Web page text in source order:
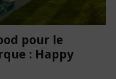
pour le
: Happy